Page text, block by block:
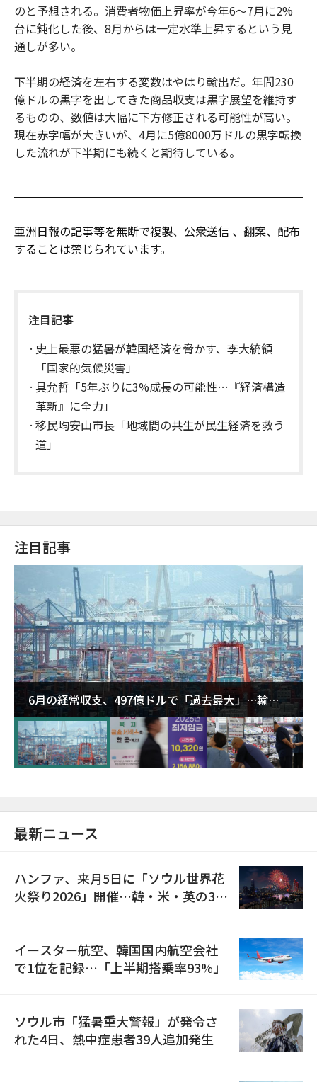
のと予想される。消費者物価上昇率が今年6～7月に2%
台に鈍化した後、8月からは一定水準上昇するという見
通しが多い。
下半期の経済を左右する変数はやはり輸出だ。年間230
億ドルの黒字を出してきた商品収支は黒字展望を維持す
るものの、数値は大幅に下方修正される可能性が高い。
現在赤字幅が大きいが、4月に5億8000万ドルの黒字転換
した流れが下半期にも続くと期待している。
亜洲日報の記事等を無断で複製、公衆送信 、翻案、配布
することは禁じられています。
注目記事
史上最悪の猛暑が韓国経済を脅かす、李大統領
「国家的気候災害」
具允哲「5年ぶりに3%成長の可能性…『経済構造
革新』に全力」
移民均安山市長「地域間の共生が民生経済を救う
道」
注目記事
6月の経常収支、497億ドルで「過去最大」…輸出
が初の1000億ドル突破
最新ニュース
ハンファ、来月5日に「ソウル世界花
火祭り2026」開催…韓・米・英の3カ
イースター航空、韓国国内航空会社
で1位を記録…「上半期搭乗率93%」
ソウル市「猛暑重大警報」が発令さ
れた4日、熱中症患者39人追加発生